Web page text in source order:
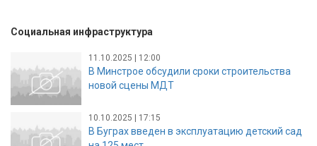
Социальная инфраструктура
11.10.2025 | 12:00
В Минстрое обсудили сроки строительства
новой сцены МДТ
10.10.2025 | 17:15
В Буграх введен в эксплуатацию детский сад